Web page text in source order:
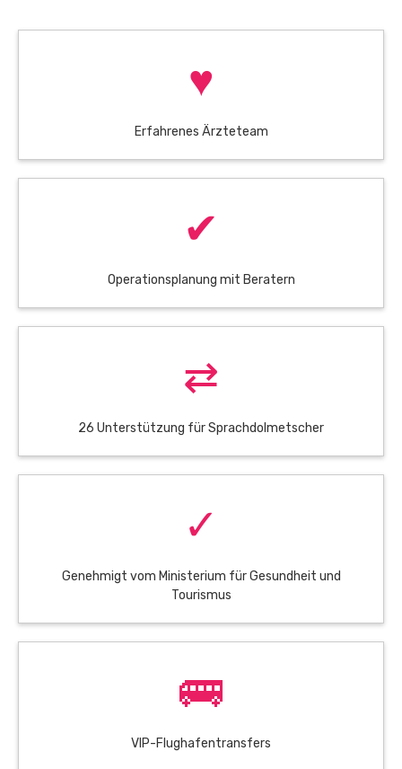
♥
Erfahrenes Ärzteteam
✔
Operationsplanung mit Beratern
⇄
26 Unterstützung für Sprachdolmetscher
✓
Genehmigt vom Ministerium für Gesundheit und
Tourismus
🚌
VIP-Flughafentransfers